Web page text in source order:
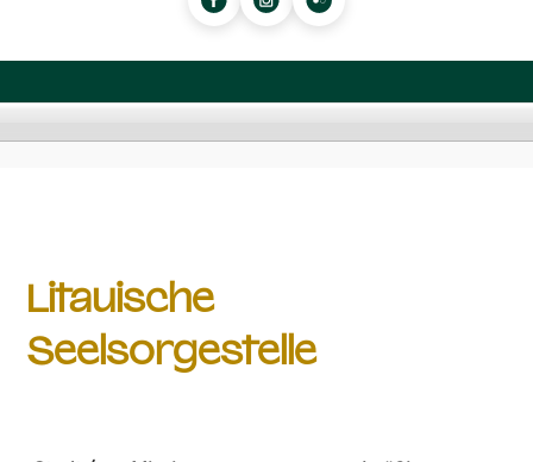
Litauische
Seelsorgestelle